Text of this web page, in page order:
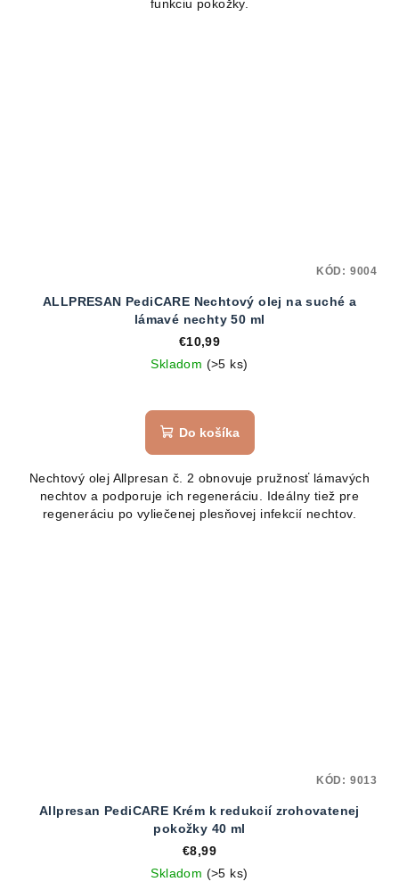
funkciu pokožky.
ALLPRESAN PediCARE Nechtový olej na suché a
lámavé nechty 50 ml
€10,99
Skladom (>5 ks)
hodnotenie
produktu
z
5
hviezdičiek.
Do košíka
Nechtový olej Allpresan č. 2 obnovuje pružnosť lámavých
nechtov a podporuje ich regeneráciu. Ideálny tiež pre
regeneráciu po vyliečenej plesňovej infekcií nechtov.
KÓD: 9004
Allpresan PediCARE Krém k redukcií zrohovatenej
pokožky 40 ml
€8,99
Skladom (>5 ks)
KÓD: 9013